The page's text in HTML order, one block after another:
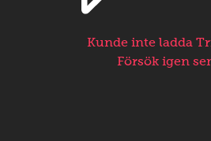
Kunde inte ladda
Försök igen